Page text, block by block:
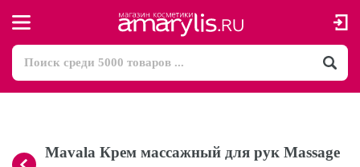
Mavala Крем массажный для рук Massage